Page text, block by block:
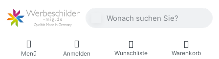
Menü Anmelden Wunschliste Warenkorb